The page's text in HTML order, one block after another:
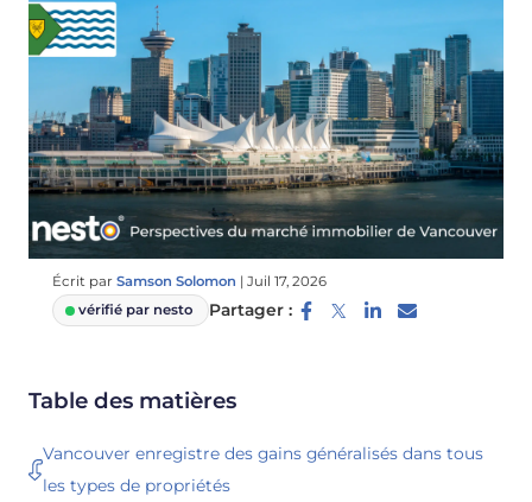
Écrit par Samson Solomon | Juil 17, 2026
vérifié par nesto
Partager :
Table des matières
Vancouver enregistre des gains généralisés dans tous
les types de propriétés